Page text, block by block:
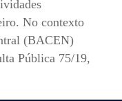
No contexto
(BACEN)
Pública 75/19,